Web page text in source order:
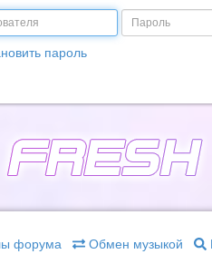
Пароль
пароль
форума Обмен музыкой